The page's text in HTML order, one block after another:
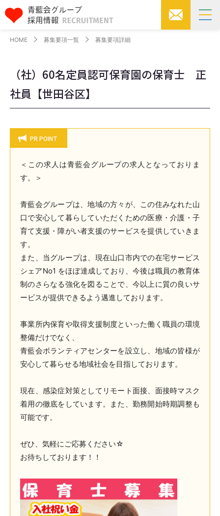
HOME 募集要項一覧 募集要項詳細
（社）60名定員認可保育園の保育士 正
社員【世田谷区】
PR POINT
＜この求人は青藍会グループの求人となっておりま
す。＞
青藍会グループは、地域の方々が、この住みなれた山
口で安心して暮らしていただくための医療・介護・子
育て支援・障がい者支援のサービスを提供していきま
す。
また、当グループは、現在山口市内での在宅サービス
シェアNo1 をほぼ達成しており、今後は職員の教育体
制のさらなる強化を図ることで、今以上に質の良いサ
ービスが提供できるよう邁進しております。
事業所内保育や取得支援制度といった働く職員の環境
整備だけでなく、
青藍会ボランティアセンターを設立し、地域の皆様が
安心して暮らせる地域社会を目指しております。
現在、感染症対策としてリモート面接、面接時マスク
着用の徹底をしています。また、勤務開始時期調整も
可能です。
ぜひ、気軽にご応募ください☆
お待ちしております！！